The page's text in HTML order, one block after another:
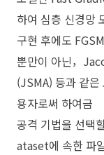
하여 심층 신경망
구현 후에도 FGSM
뿐만이 아닌，
(JSMA) 등과 같
용자로써 하여금
공격 기법을 선택
ataset에 속한 파